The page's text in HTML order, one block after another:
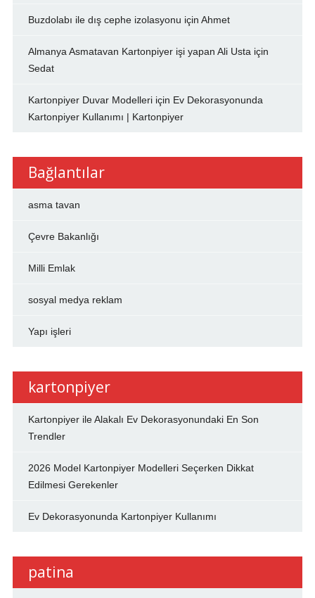
Buzdolabı ile dış cephe izolasyonu için Ahmet
Almanya Asmatavan Kartonpiyer işi yapan Ali Usta için
Sedat
Kartonpiyer Duvar Modelleriiçin Ev Dekorasyonunda
Kartonpiyer Kullanımı | Kartonpiyer
Bağlantılar
asma tavan
Çevre Bakanlığı
Milli Emlak
sosyal medya reklam
Yapı işleri
kartonpiyer
Kartonpiyer ile Alakalı Ev Dekorasyonundaki En Son
Trendler
2026 Model Kartonpiyer Modelleri Seçerken Dikkat
Edilmesi Gerekenler
Ev Dekorasyonunda Kartonpiyer Kullanımı
patina